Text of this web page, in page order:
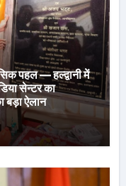
पहल — हल्द्वानी में
सेन्टर का
बड़ा ऐलान